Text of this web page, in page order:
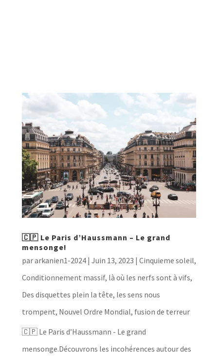
🇨🇵 Le Paris d’Haussmann – Le grand
mensonge!
pararkanien1-2024| Juin 13, 2023 | Cinquieme soleil,
Conditionnement massif, là où les nerfs sont à vifs,
Des disquettes plein la tête, les sens nous
trompent, Nouvel Ordre Mondial, fusion de terreur
🇨🇵 Le Paris d’Haussmann - Le grand
mensonge.Découvrons les incohérences autour des